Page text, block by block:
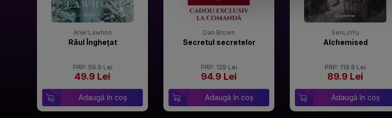
Ariel Lawhon
Râul Înghețat
PRP: 59.9 Lei
49.9 Lei
Adaugă în coș
Dan Brown
Secretul secretelor
PRP: 129 Lei
94.9 Lei
Adaugă în coș
SenLinYu
Alchemised
PRP: 119.9 Lei
89.9 Lei
Adaugă în coș